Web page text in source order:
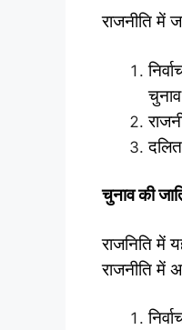
राजनीति में
चुनाव की
राजनिति में
राजनीति में